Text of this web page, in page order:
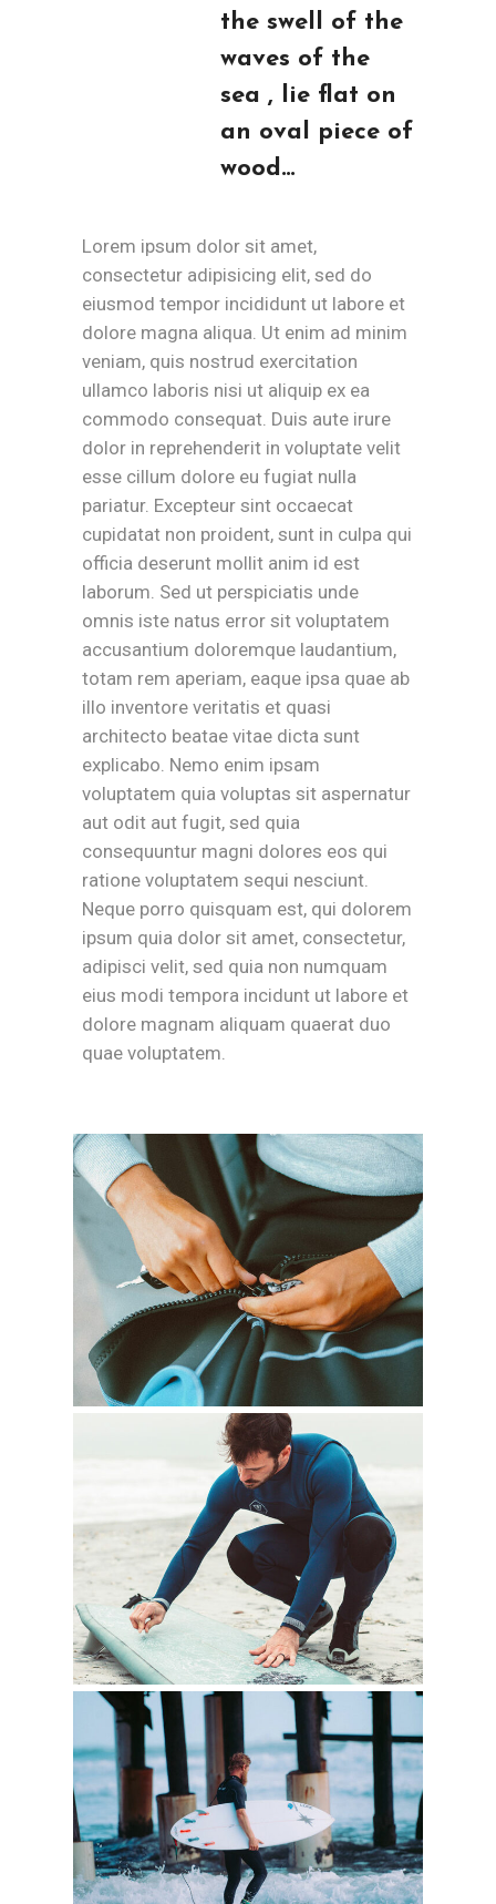
the swell of the
waves of the
sea , lie flat on
an oval piece of
wood…
Lorem ipsum dolor sit amet,
consectetur adipisicing elit, sed do
eiusmod tempor incididunt ut labore et
dolore magna aliqua. Ut enim ad minim
veniam, quis nostrud exercitation
ullamco laboris nisi ut aliquip ex ea
commodo consequat. Duis aute irure
dolor in reprehenderit in voluptate velit
esse cillum dolore eu fugiat nulla
pariatur. Excepteur sint occaecat
cupidatat non proident, sunt in culpa qui
officia deserunt mollit anim id est
laborum. Sed ut perspiciatis unde
omnis iste natus error sit voluptatem
accusantium doloremque laudantium,
totam rem aperiam, eaque ipsa quae ab
illo inventore veritatis et quasi
architecto beatae vitae dicta sunt
explicabo. Nemo enim ipsam
voluptatem quia voluptas sit aspernatur
aut odit aut fugit, sed quia
consequuntur magni dolores eos qui
ratione voluptatem sequi nesciunt.
Neque porro quisquam est, qui dolorem
ipsum quia dolor sit amet, consectetur,
adipisci velit, sed quia non numquam
eius modi tempora incidunt ut labore et
dolore magnam aliquam quaerat duo
quae voluptatem.